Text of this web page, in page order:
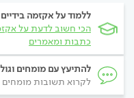
ללמוד על אקזמה בידיים
הכי חשוב לדעת על
כתבות ומאמרים
להתיעץ עם מומחים
לקרוא תשובות